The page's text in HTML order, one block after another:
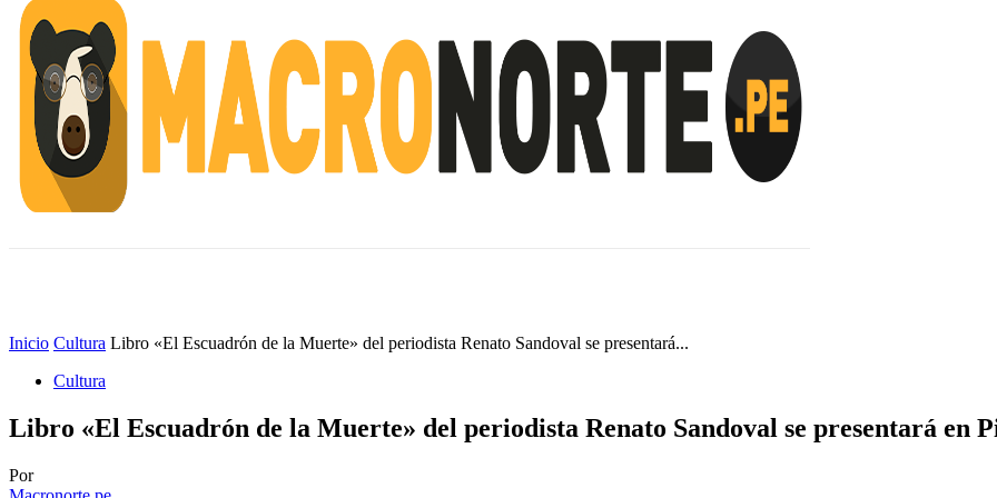
Inicio Cultura Libro «El Escuadrón de la Muerte» del periodista Renato Sandoval se presentará...
Cultura
Libro «El Escuadrón de la Muerte» del periodista Renato Sandoval se presentará en
Por